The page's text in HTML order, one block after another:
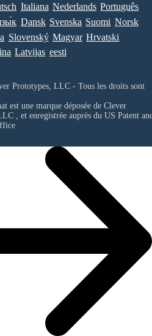
Italiana Nederlands Português
Dansk Svenska Suomi Norsk
Slovenský Magyar Hrvatski
Latvijas eesti
Prototypes, LLC - Tous les droits sont
est une marque déposée de Clever
, et enregistrée auprès du US Patent